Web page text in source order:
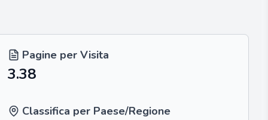
Pagine per Visita
3.38
Classifica per Paese/Regione